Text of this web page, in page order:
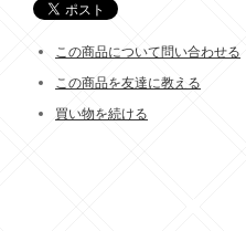
この商品について問い合わせる
この商品を友達に教える
買い物を続ける